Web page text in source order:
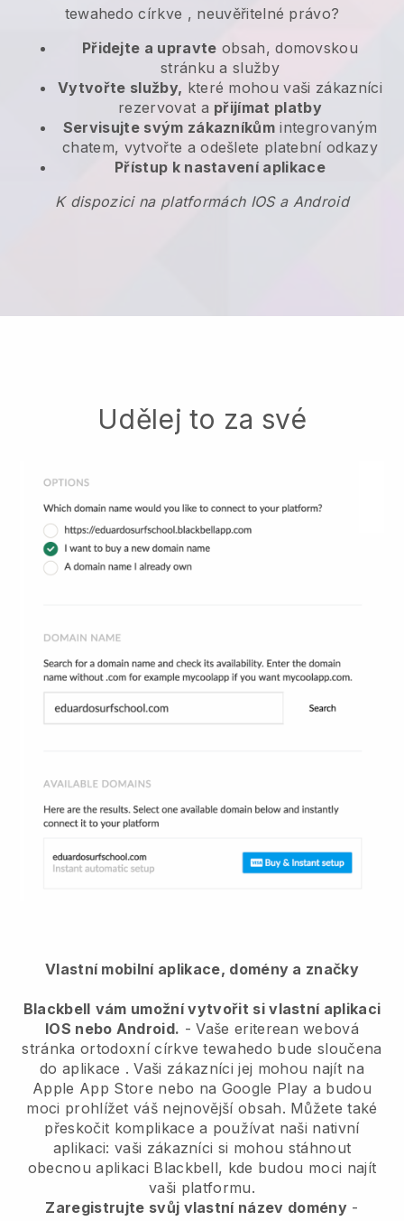
tewahedo církve , neuvěřitelné právo?
Přidejte a upravte obsah, domovskou
stránku a služby
Vytvořte služby, které mohou vaši zákazníci
rezervovat a přijímat platby
Servisujte svým zákazníkům integrovaným
chatem, vytvořte a odešlete platební odkazy
Přístup k nastavení aplikace
K dispozici na platformách IOS a Android
Udělej to za své
Vlastní mobilní aplikace, domény a značky
Blackbell vám umožní vytvořit si vlastní aplikaci
IOS nebo Android. -Vaše eriterean webová
stránka ortodoxní církve tewahedo bude sloučena
do aplikace . Vaši zákazníci jej mohou najít na
Apple App Store nebo na Google Play a budou
moci prohlížet váš nejnovější obsah. Můžete také
přeskočit komplikace a používat naši nativní
aplikaci: vaši zákazníci si mohou stáhnout
obecnou aplikaci Blackbell, kde budou moci najít
vaši platformu.
Zaregistrujte svůj vlastní název domény-